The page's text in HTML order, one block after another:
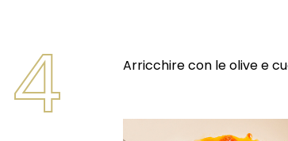
4 Arricchire con le olive e